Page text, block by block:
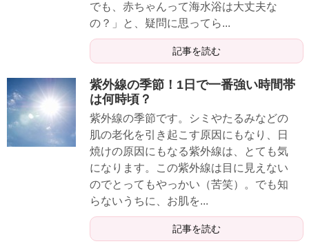
でも、赤ちゃんって海水浴は大丈夫な
の？」と、疑問に思ってら...
記事を読む
紫外線の季節！1日で一番強い時間帯
は何時頃？
紫外線の季節です。シミやたるみなどの
肌の老化を引き起こす原因にもなり、日
焼けの原因にもなる紫外線は、とても気
になります。この紫外線は目に見えない
のでとってもやっかい（苦笑）。でも知
らないうちに、お肌を...
記事を読む